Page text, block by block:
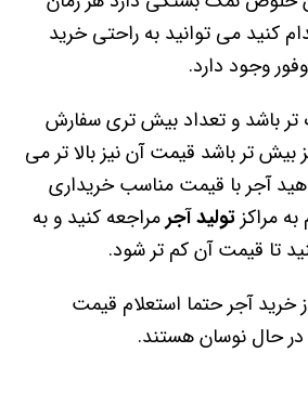
کنید می توانید به راحتی خرید
وجود دارد.
تر باشد و تعداد بیش تری سفارش
تر باشد قیمت آن نیز بالا تر می
آجر با قیمت مناسب خریداری
مراکزتولید آجرمراجعه کنید و به
تا قیمت آن کم تر شود.
خرید آجر حتما استعلام قیمت
در حال نوسان هستند.